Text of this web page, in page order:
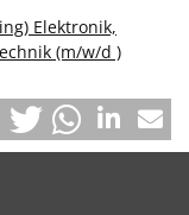
Elektronik,
(m/w/d )